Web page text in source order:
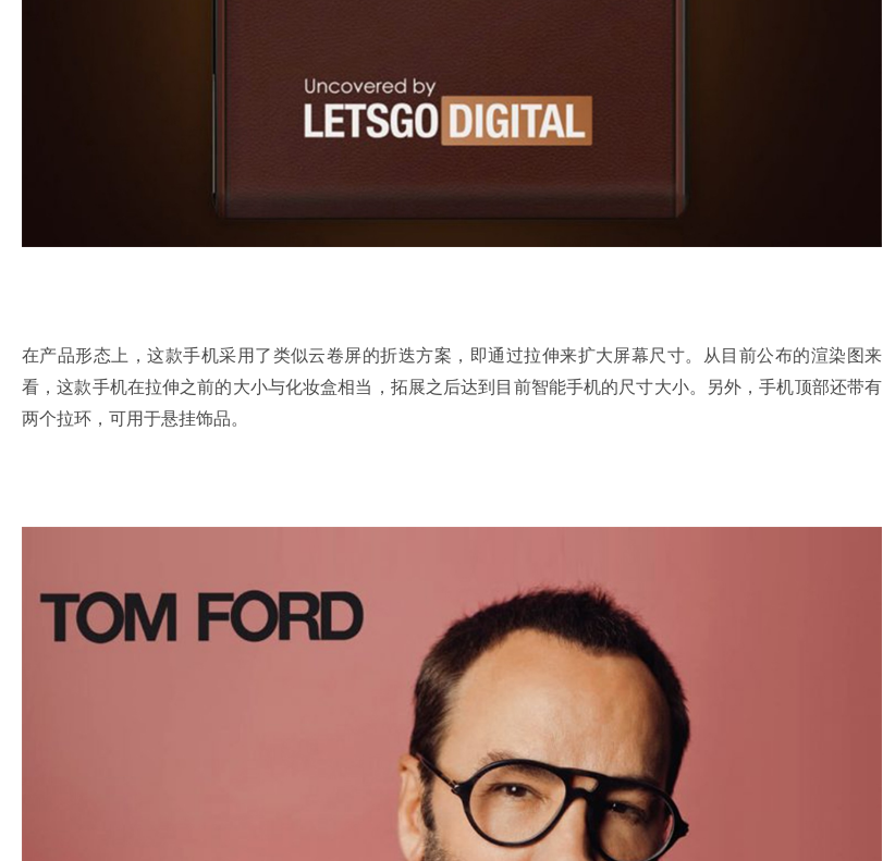
在产品形态上，这款手机采用了类似云卷屏的折迭方案，即通过拉伸来扩大屏幕尺寸。从目前公布的渲染图来
看，这款手机在拉伸之前的大小与化妆盒相当，拓展之后达到目前智能手机的尺寸大小。另外，手机顶部还带有
两个拉环，可用于悬挂饰品。